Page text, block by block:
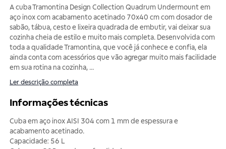
A cuba Tramontina Design Collection Quadrum Undermount em
aço inox com acabamento acetinado 70x40 cm com dosador de
sabão, tábua, cesto e lixeira quadrada de embutir, vai deixar sua
cozinha cheia de estilo e muito mais completa. Desenvolvida com
toda a qualidade Tramontina, que você já conhece e confia, ela
ainda conta com acessórios que vão agregar muito mais facilidade
em sua rotina na cozinha, ...
Ler descrição completa
Informações técnicas
Cuba em aço inox AISI 304 com 1 mm de espessura e
acabamento acetinado.
Capacidade: 56 L